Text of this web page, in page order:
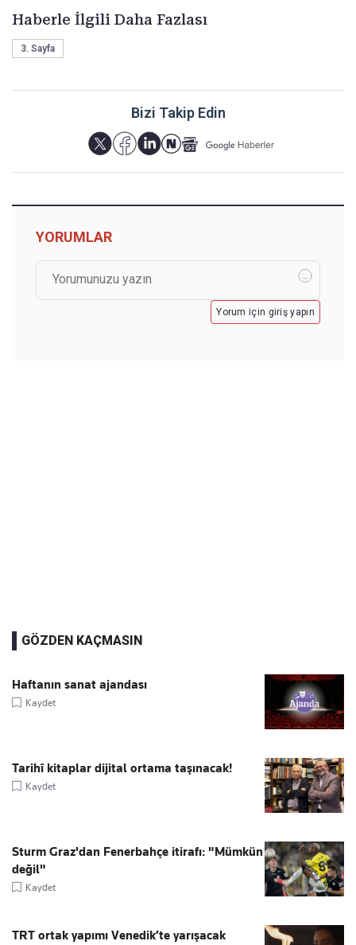
Haberle İlgili Daha Fazlası
3. Sayfa
Bizi Takip Edin
YORUMLAR
Yorum için giriş yapın
GÖZDEN KAÇMASIN
Haftanın sanat ajandası
Kaydet
Tarihî kitaplar dijital ortama taşınacak!
Kaydet
Sturm Graz'dan Fenerbahçe itirafı: "Mümkün
değil"
Kaydet
TRT ortak yapımı Venedik’te yarışacak